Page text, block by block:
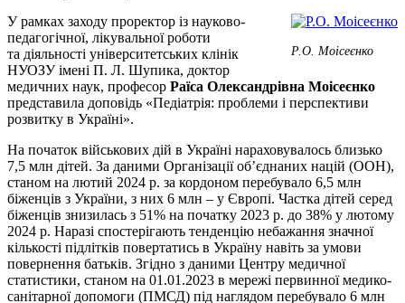
Р.О. Моісеєнко
У рамках заходу проректор із науково-
педагогічної, лікувальної роботи
та діяльності університетських клін­ік
НУОЗУ імені П. Л. Шупика, доктор
медичних наук, професор Раї­са Олександрівна Моісеєнко
представила доповідь «Педіатрія: проблеми і перспективи
розвитку в Україні».
На початок військових дій в Україні нараховувалось близько
7,5 млн дітей. За даними Організації об’єднаних націй (ООН),
станом на лютий 2024 р. за кордоном перебувало 6,5 млн
біженців з України, з них 6 млн – у Європі. Частка дітей серед
біженців знизилась з 51% на початку 2023 р. до 38% у лютому
2024 р. Наразі спостерігають тенденцію небажання значної
кількості підлітків повертатись в Україну навіть за умови
повернення батьків. Згідно з даними Центру медичної
статистики, станом на 01.01.2023 в мережі первинної медико-
санітарної допомоги (ПМСД) під наглядом перебувало 6 млн